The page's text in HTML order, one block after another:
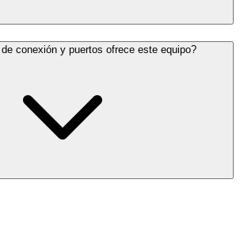
conexión y puertos ofrece este equipo?